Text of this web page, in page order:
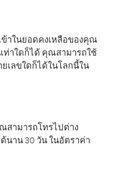
ข้าในยอดคงเหลือของคุณ
ท่าใดก็ได้ คุณสามารถใช้
เลขใดก็ได้ในโลกนี้ใน
สามารถโทรไปต่าง
นาน 30 วัน ในอัตราค่า